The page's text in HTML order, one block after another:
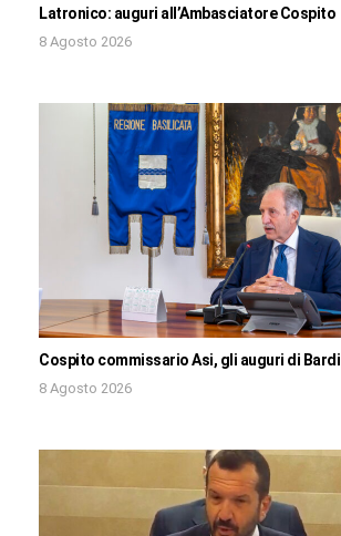
Latronico: auguri all’Ambasciatore Cospito
8 Agosto 2026
Cospito commissario Asi, gli auguri di Bardi
8 Agosto 2026